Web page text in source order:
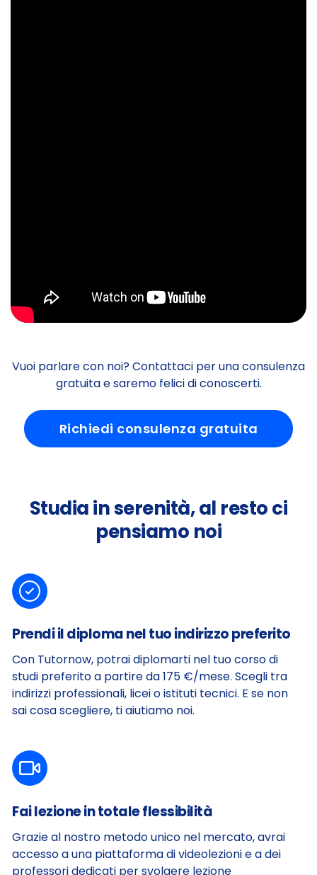
Vuoi parlare con noi? Contattaci per una consulenza
gratuita e saremo felici di conoscerti.
Richiedi consulenza gratuita
Studia in serenità, al resto ci
pensiamo noi
Prendi il diploma nel tuo indirizzo preferito
Con Tutornow, potrai diplomarti nel tuo corso di
studi preferito a partire da 175 €/mese. Scegli tra
indirizzi professionali, licei o istituti tecnici. E se non
sai cosa scegliere, ti aiutiamo noi.
Fai lezione in totale flessibilità
Grazie al nostro metodo unico nel mercato, avrai
accesso a una piattaforma di videolezioni e a dei
professori dedicati per svolgere lezione